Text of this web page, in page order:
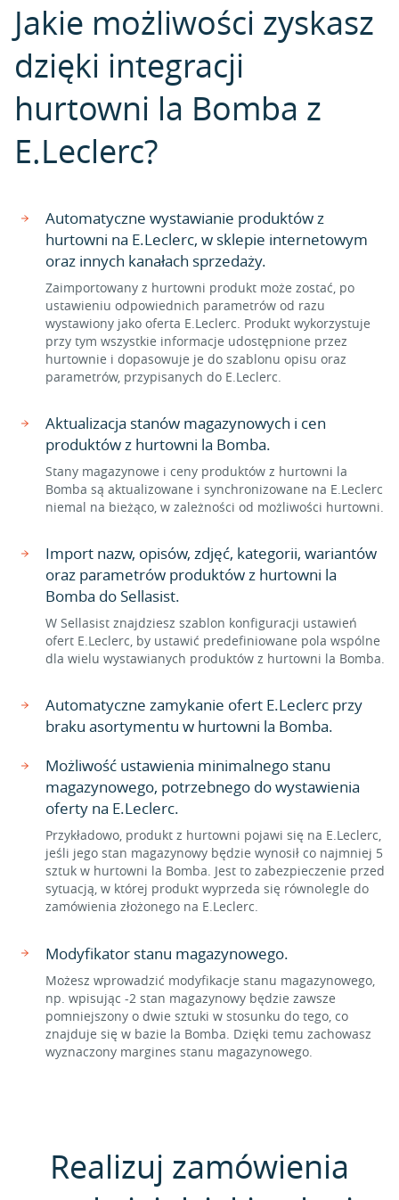
Jakie możliwości zyskasz
dzięki integracji
hurtowni la Bomba z
E.Leclerc?
Automatyczne wystawianie produktów z
hurtowni na E.Leclerc, w sklepie internetowym
oraz innych kanałach sprzedaży.
Zaimportowany z hurtowni produkt może zostać, po
ustawieniu odpowiednich parametrów od razu
wystawiony jako oferta E.Leclerc. Produkt wykorzystuje
przy tym wszystkie informacje udostępnione przez
hurtownie i dopasowuje je do szablonu opisu oraz
parametrów, przypisanych do E.Leclerc.
Aktualizacja stanów magazynowych i cen
produktów z hurtowni la Bomba.
Stany magazynowe i ceny produktów z hurtowni la
Bomba są aktualizowane i synchronizowane na E.Leclerc
niemal na bieżąco, w zależności od możliwości hurtowni.
Import nazw, opisów, zdjęć, kategorii, wariantów
oraz parametrów produktów z hurtowni la
Bomba do Sellasist.
W Sellasist znajdziesz szablon konfiguracji ustawień
ofert E.Leclerc, by ustawić predefiniowane pola wspólne
dla wielu wystawianych produktów z hurtowni la Bomba.
Automatyczne zamykanie ofert E.Leclerc przy
braku asortymentu w hurtowni la Bomba.
Możliwość ustawienia minimalnego stanu
magazynowego, potrzebnego do wystawienia
oferty na E.Leclerc.
Przykładowo, produkt z hurtowni pojawi się na E.Leclerc,
jeśli jego stan magazynowy będzie wynosił co najmniej 5
sztuk w hurtowni la Bomba. Jest to zabezpieczenie przed
sytuacją, w której produkt wyprzeda się równolegle do
zamówienia złożonego na E.Leclerc.
Modyfikator stanu magazynowego.
Możesz wprowadzić modyfikacje stanu magazynowego,
np. wpisując -2 stan magazynowy będzie zawsze
pomniejszony o dwie sztuki w stosunku do tego, co
znajduje się w bazie la Bomba. Dzięki temu zachowasz
wyznaczony margines stanu magazynowego.
Realizuj zamówienia